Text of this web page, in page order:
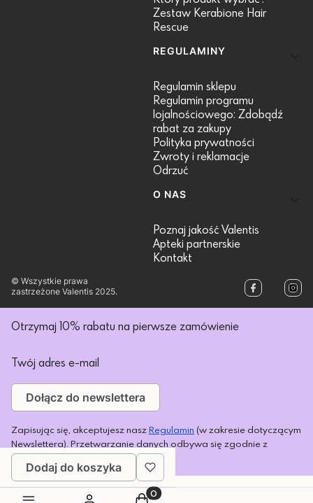
Zestaw Kerabione Hair
Rescue
REGULAMINY
Regulamin sklepu
Regulamin programu
lojalnościowego: Zdobądź
rabat za zakupy
Polityka prywatności
Zwroty i reklamacje
Odrzuć
O NAS
Poznaj jakość Valentis
Apteki partnerskie
Kontakt
© Wszystkie prawa
zastrzeżone Valentis 2025.
Otrzymaj 10% rabatu na pierwsze zamówienie
Twój adres e-mail
Dołącz do newslettera
Zapisując się, akceptujesz naszRegulamin (w zakresie dotyczącym
Newslettera). Przetwarzanie danych odbywa się zgodnie z
Polityką prywatności.
Dodaj do koszyka